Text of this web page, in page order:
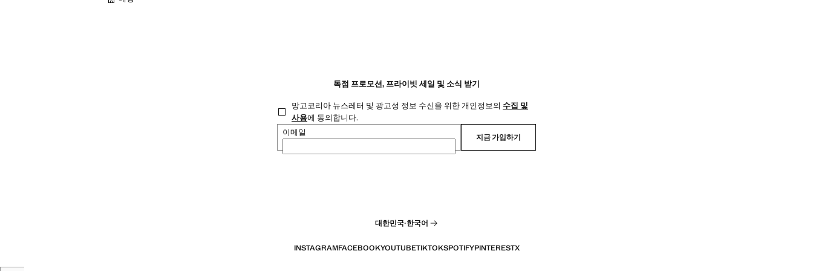
독점 프로모션, 프라이빗 세일 및 소식 받기
망고코리아 뉴스레터 및 광고성 정보 수신을 위한 개인정보의 수집 및
사용에 동의합니다.
이메일
지금 가입하기
대한민국·한국어
INSTAGRAMFACEBOOKYOUTUBETIKTOKSPOTIFYPINTERESTX